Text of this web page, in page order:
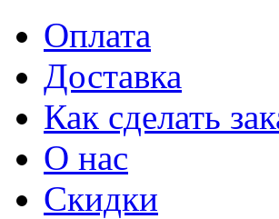
Оплата
Доставка
Как сделать
О нас
Скидки